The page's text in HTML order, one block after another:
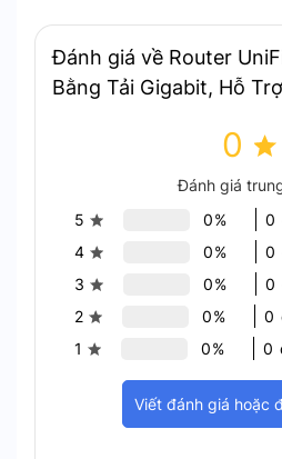
UniFi Security Gateway
tường lửa tiên tiến để bảo
bạn.
Hiệu Suất Tường
Hỗ Trợ VLAN Tiện
Đánh giá về Router
Bằng Tải Gigabit, Hỗ
0
Đánh giá
5
0%
0
4
0%
0
3
0%
0
2
0%
0
1
0% 0
Viết đánh giá hoặc